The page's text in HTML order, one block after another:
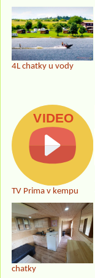
4L chatky u vody
TV Prima v kempu
chatky